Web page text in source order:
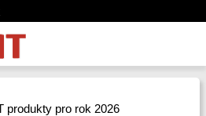
produkty pro rok 2026